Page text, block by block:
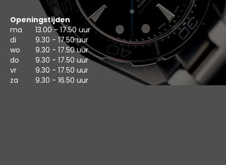
Openingstijden
ma
13.00 - 17.50 uur
di
9.30 - 17.50 uur
wo
9.30 - 17.50 uur
do
9.30 - 17.50 uur
vr
9.30 - 17.50 uur
za
9.30 - 16.50 uur